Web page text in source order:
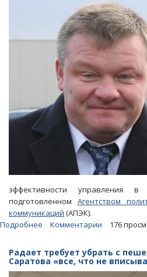
Саратова
податься
Морозы
эффективности управления
подготовленном Агентством
коммуникаций (АПЭК).
Подробнее
Саратов
под
руководством
Комментарии 176
Радает требует убрать с
Саратова «все, что не